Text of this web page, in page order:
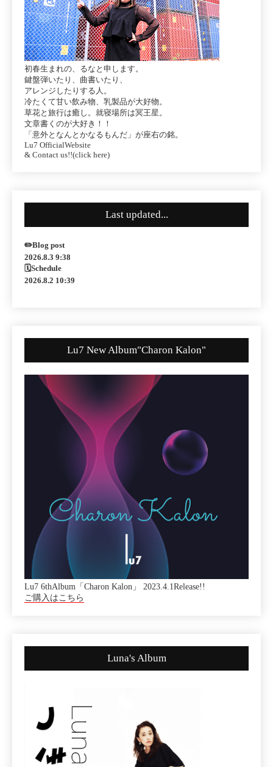
初春生まれの、るなと申します。
鍵盤弾いたり、曲書いたり、
アレンジしたりする人。
冷たくて甘い飲み物、乳製品が大好物。
草花と旅行は癒し。就寝場所は冥王星。
文章書くのが大好き！！
「意外となんとかなるもんだ」が座右の銘。
Lu7 OfficialWebsite
& Contact us!!(click here)
Last updated...
✏️Blog post
2026.8.3 9:38
🗓Schedule
2026.8.2 10:39
Lu7 New Album"Charon Kalon"
Lu7 6thAlbum「Charon Kalon」 2023.4.1Release!!
ご購入はこちら
Luna's Album